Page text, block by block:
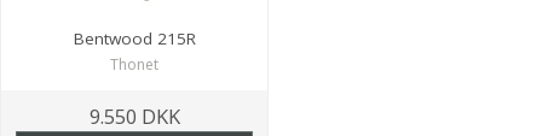
Bentwood 215R
Thonet
9.550 DKK